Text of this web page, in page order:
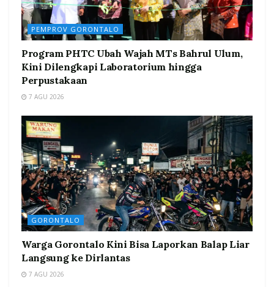
PEMPROV GORONTALO
Program PHTC Ubah Wajah MTs Bahrul Ulum,
Kini Dilengkapi Laboratorium hingga
Perpustakaan
7 AGU 2026
GORONTALO
Warga Gorontalo Kini Bisa Laporkan Balap Liar
Langsung ke Dirlantas
7 AGU 2026